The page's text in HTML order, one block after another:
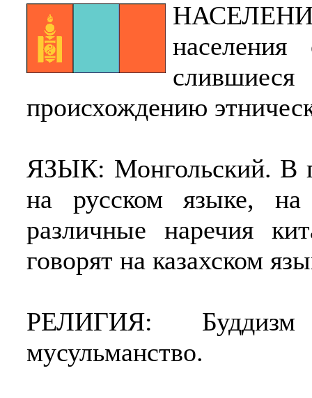
происхождению
ЯЗЫК: Монгольский. В
на русском языке, на
различные наречия
говорят на казахском
РЕЛИГИЯ: Буддизм
мусульманство.